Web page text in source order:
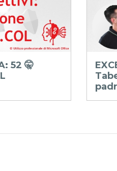
52 🤫